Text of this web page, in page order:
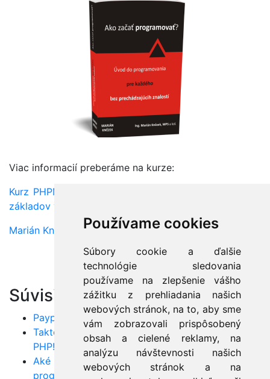
Používame cookies
Súbory cookie a ďalšie
technológie sledovania
používame na zlepšenie vášho
zážitku z prehliadania našich
webových stránok, na to, aby sme
vám zobrazovali prispôsobený
obsah a cielené reklamy, na
analýzu návštevnosti našich
webových stránok a na
Viac informacií preberáme na kurze:
Kurz PHPMYSQLAJAX - Tvorba webových stránok od
základov v PHP a MySQL
Marián Knězek
Súvisiace články:
Paypal ako platobná brána pre eshopy
Takto si vytvoríte prvú web stránku na webe v
PHP!
Aké sú najčastejšie chyby začínajúcich
programátorov?